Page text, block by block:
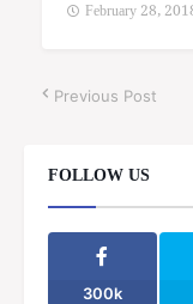
February 28,
Previous Post
FOLLOW US
300k